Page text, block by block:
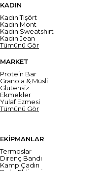
KADIN
Kadın Tişört
Kadın Mont
Kadın Sweatshirt
Kadın Jean
Tümünü Gör
MARKET
Protein Bar
Granola & Müsli
Glutensiz
Ekmekler
Yulaf Ezmesi
Tümünü Gör
EKİPMANLAR
Termoslar
Direnç Bandı
Kamp Çadırı